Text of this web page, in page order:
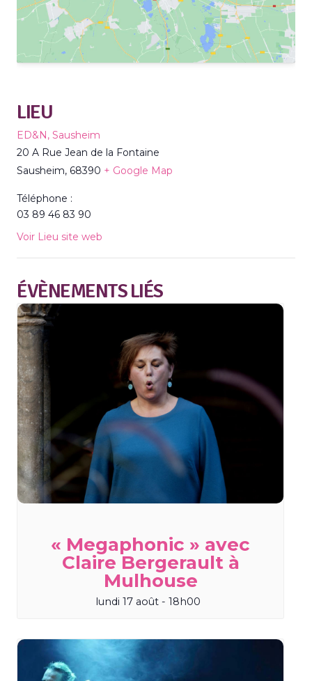
LIEU
ED&N, Sausheim
20 A Rue Jean de la Fontaine
Sausheim, 68390 + Google Map
Téléphone :
03 89 46 83 90
Voir Lieu site web
ÉVÈNEMENTS LIÉS
« Megaphonic » avec
Claire Bergerault à
Mulhouse
lundi 17 août - 18h00